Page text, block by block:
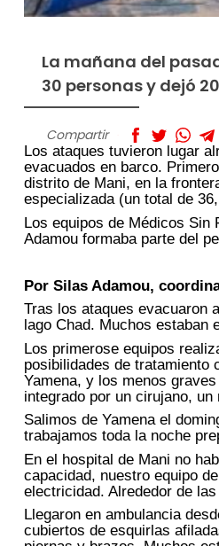
La mañana del
30 personas y dejó
Compartir
Los ataques tuvieron lugar
evacuados en barco.
distrito de Mani, en la
especializada (un total de
Los equipos de Médicos
Adamou formaba parte del
Por Silas Adamou,
Tras los ataques evacuaron
lago Chad. Muchos estaban
Los primerose equipos
posibilidades de tratamiento
Yamena, y los menos
integrado por un cirujano,
Salimos de Yamena el
trabajamos toda la noche
En el hospital de Mani no
capacidad, nuestro equipo
electricidad. Alrededor de
Llegaron en ambulancia
cubiertos de esquirlas